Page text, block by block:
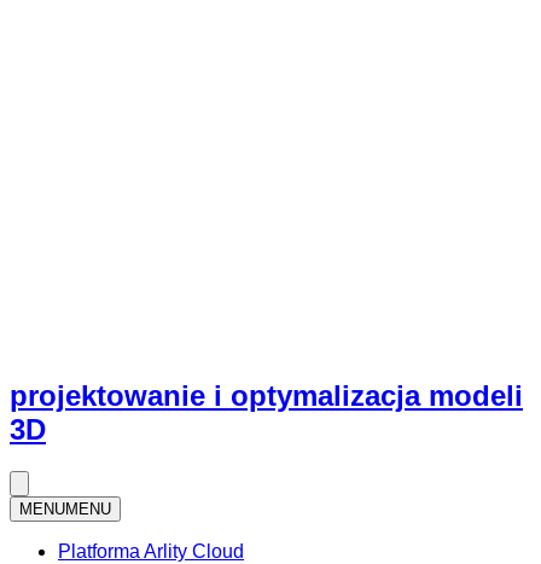
projektowanie i optymalizacja modeli
3D
MENUMENU
Platforma Arlity Cloud